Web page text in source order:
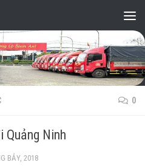
0
Quảng Ninh
BẢY, 2018